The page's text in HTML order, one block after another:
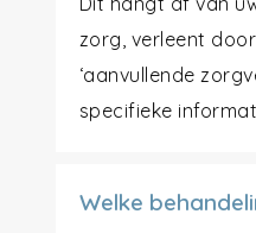
zorg, verleent
‘aanvullende
specifieke
Welke